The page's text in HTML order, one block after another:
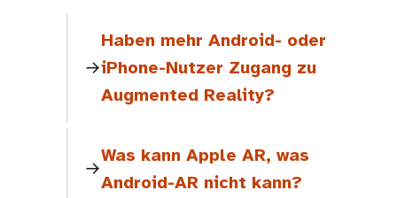
Haben mehr Android- oder
iPhone-Nutzer Zugang zu
Augmented Reality?
Was kann Apple AR, was
Android-AR nicht kann?